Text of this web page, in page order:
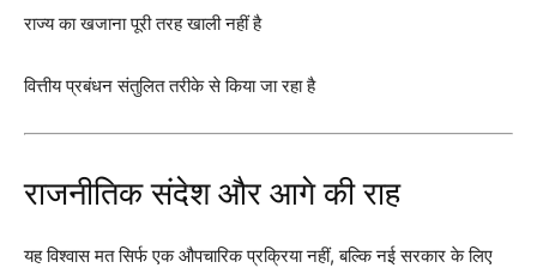
राज्य का खजाना पूरी तरह खाली नहीं है
वित्तीय प्रबंधन संतुलित तरीके से किया जा रहा है
राजनीतिक संदेश और आगे की राह
यह विश्वास मत सिर्फ एक औपचारिक प्रक्रिया नहीं, बल्कि नई सरकार के लिए